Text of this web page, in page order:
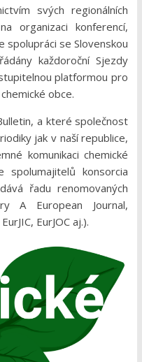
svých regionálních
organizaci konferencí,
spolupráci se Slovenskou
každoroční Sjezdy
platformou pro
obce.
a které společnost
jak v naší republice,
komunikaci chemické
konsorcia
řadu renomovaných
A European Journal,
EurJOC aj.).